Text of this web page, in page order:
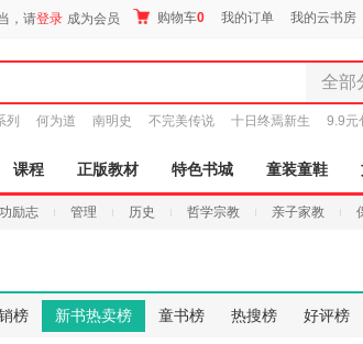
，请登录 成为会员 购物车0 我的订单 我的云书房
全部
全部
图书
电子书
音像
玩具
列 何为道 南明史 不完美传说 十日终焉新生 9.9元
课程 正版教材 特色书城 童装童鞋
励志 管理 历史 哲学宗教 亲子家教
榜 新书热卖榜 童书榜 热搜榜 好评榜